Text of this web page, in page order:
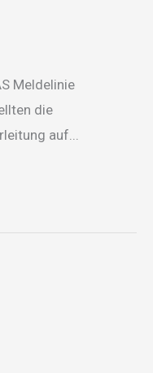
Meldelinie
die
auf...